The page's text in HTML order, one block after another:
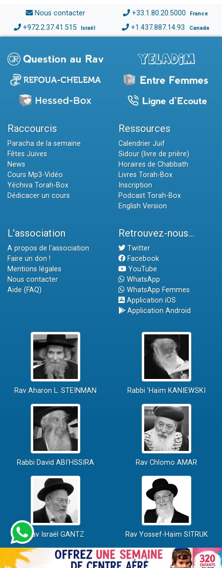
Nous contacter +33.1.80.20.5000 France
+972.2.37.41.515 Israël +1.437.887.14.93 Canada
Raccourcis
Paracha de la semaine
Fêtes Juives
News
Cours Mp3-Vidéo
Yéchiva Torah-Box
Dédicacer un cours
Ressources
Calendrier Juif
Sidour (livre de prière)
Horaires de Chabbath
Livres Torah-Box
Inscription
Podcast Torah-Box
English Version
L'association
A propos de l'association
Faire un don !
Mentions légales
Nous contacter
Aide (FAQ)
Retrouvez-nous...
Twitter
Facebook
YouTube
WhatsApp
WhatsApp Femmes
Application iOS
Application Android
Rav Aharon L. STEINMAN Rabbi 'Haïm KANIEWSKI
Rabbi David ABI'HSSIRA Rav Chlomo AMAR
Rav Israël GANTZ Rav Yossef-Haïm SITRUK